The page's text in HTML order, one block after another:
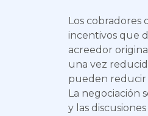
Los cobradores
incentivos que
acreedor
una vez
pueden reducir
La negociación
y las